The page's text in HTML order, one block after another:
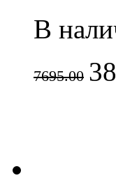
В
7695.00